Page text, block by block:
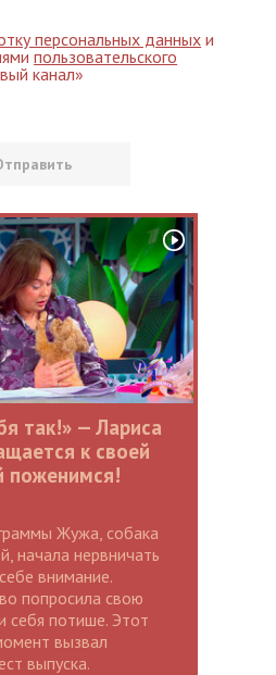
персональных данных и
пользовательского
канал»
так!» — Лариса
к своей
поженимся!
Жужа, собака
начала нервничать
внимание.
попросила свою
себя потише. Этот
вызвал
выпуска.